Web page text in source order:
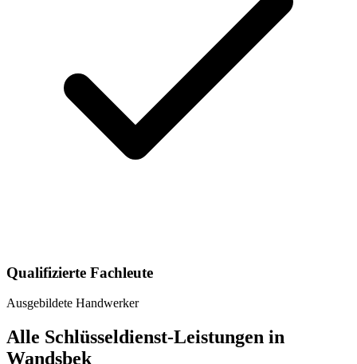
Qualifizierte Fachleute
Ausgebildete Handwerker
Alle Schlüsseldienst-Leistungen in
Wandsbek